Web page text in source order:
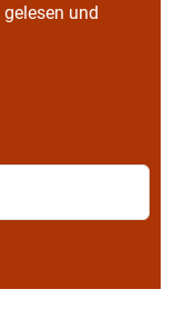
gelesen und